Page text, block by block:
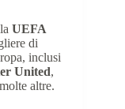
UEFA
di
inclusi
United,
altre.